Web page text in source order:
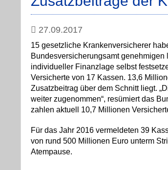
27.09.2017
15 gesetzliche Krankenversicherer
Bundesversicherungsamt
individueller Finanzlage selbst
Versicherte von 17 Kassen. 13,6
Zusatzbeitrag über dem Schnitt liegt.
weiter zugenommen“, resümiert das
zahlen aktuell 10,7 Millionen
Für das Jahr 2016 vermeldeten 39
von rund 500 Millionen Euro unterm
Atempause.